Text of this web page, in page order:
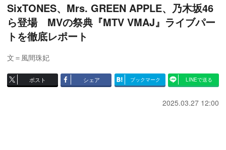
SixTONES、Mrs. GREEN APPLE、乃木坂46
ら登場 MVの祭典『MTV VMAJ』ライブパー
トを徹底レポート
文＝風間珠妃
ポスト シェア ブックマーク LINEで送る
2025.03.27 12:00